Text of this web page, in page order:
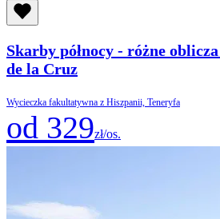
Skarby północy - różne
de la Cruz
Wycieczka fakultatywna z Hiszpanii, Teneryfa
od 329zł/os.